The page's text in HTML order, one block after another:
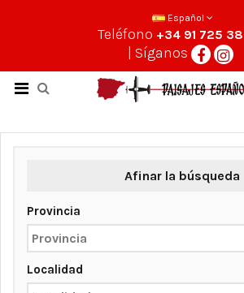
Español
Teléfono +34 91 725
| Síganos
Afinar la búsqueda
Provincia
Localidad